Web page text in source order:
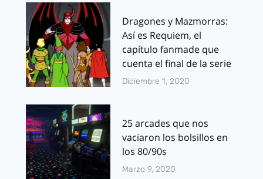
Dragones y Mazmorras:
Así es Requiem, el
capítulo fanmade que
cuenta el final de la serie
Diciembre 1, 2020
25 arcades que nos
vaciaron los bolsillos en
los 80/90s
Marzo 9, 2020